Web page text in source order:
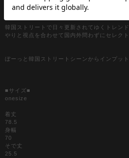
[日本人の視点]からセレクトする『韓国スト
ト。
韓国ストリートで日々更新されてゆくトレン
やりと視点を合わせて国内外問わずにセレクト
ぼーっと韓国ストリートシーンからインプッ
■サイズ■
onesize
着丈
78.5
身幅
70
そで丈
25.5